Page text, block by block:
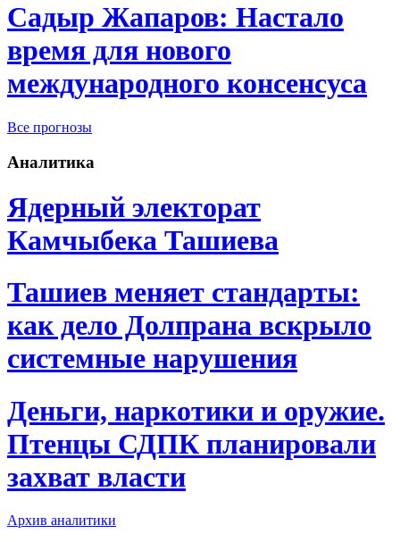
Садыр Жапаров: Настало
время для нового
международного консенсуса
Все прогнозы
Аналитика
Ядерный электорат
Камчыбека Ташиева
Ташиев меняет стандарты:
как дело Долпрана вскрыло
системные нарушения
Деньги, наркотики и оружие.
Птенцы СДПК планировали
захват власти
Архив аналитики